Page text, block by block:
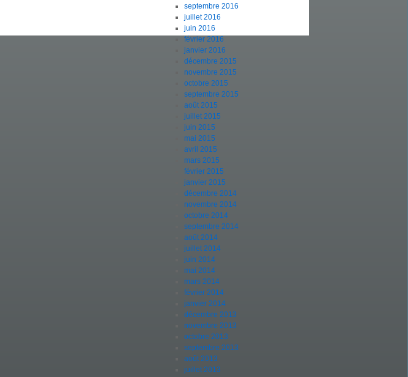
septembre 2016
juillet 2016
juin 2016
février 2016
janvier 2016
décembre 2015
novembre 2015
octobre 2015
septembre 2015
août 2015
juillet 2015
juin 2015
mai 2015
avril 2015
mars 2015
février 2015
janvier 2015
décembre 2014
novembre 2014
octobre 2014
septembre 2014
août 2014
juillet 2014
juin 2014
mai 2014
mars 2014
février 2014
janvier 2014
décembre 2013
novembre 2013
octobre 2013
septembre 2013
août 2013
juillet 2013